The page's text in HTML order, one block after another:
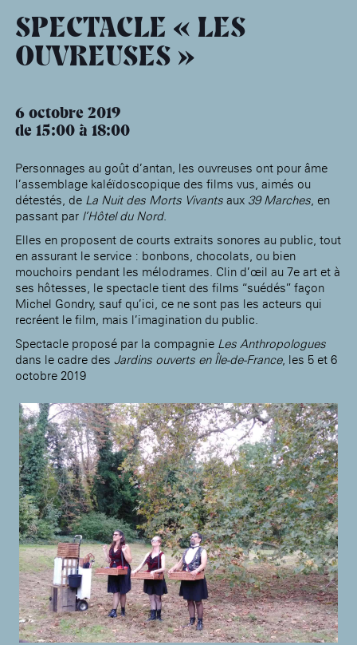
SPECTACLE « LES
OUVREUSES »
6 octobre 2019
de 15:00
18:00
Personnages au goût d’antan, les ouvreuses ont pour âme
l’assemblage kaléïdoscopique des films vus, aimés ou
détestés, de La Nuit des Morts Vivants aux 39 Marches, en
passant par l’Hôtel du Nord.
Elles en proposent de courts extraits sonores au public, tout
en assurant le service : bonbons, chocolats, ou bien
mouchoirs pendant les mélodrames. Clin d’œil au 7e art et à
ses hôtesses, le spectacle tient des films “suédés” façon
Michel Gondry, sauf qu’ici, ce ne sont pas les acteurs qui
recréent le film, mais l’imagination du public.
Spectacle proposé par la compagnie Les Anthropologues
dans le cadre desJardins ouverts en Île-de-France, les 5 et 6
octobre 2019
des artistes(EHPAD)
Salomon de Rothschild
Jardin public de l’Hôtel
Salomon de Rothschild